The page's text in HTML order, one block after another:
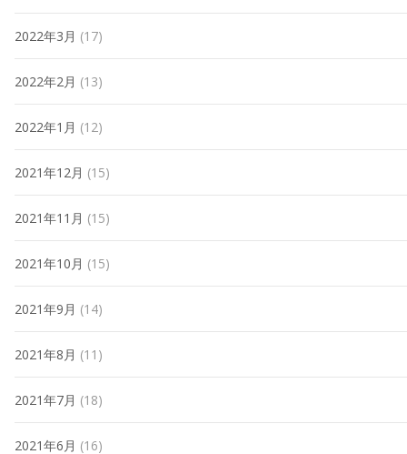
2022年3月 (17)
2022年2月 (13)
2022年1月 (12)
2021年12月 (15)
2021年11月 (15)
2021年10月 (15)
2021年9月 (14)
2021年8月 (11)
2021年7月 (18)
2021年6月 (16)